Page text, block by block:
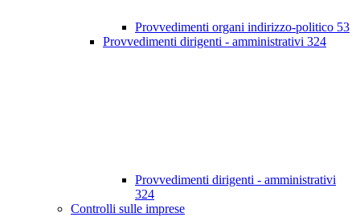
Provvedimenti organi indirizzo-politico 53
Provvedimenti dirigenti - amministrativi 324
Provvedimenti dirigenti - amministrativi
324
Controlli sulle imprese